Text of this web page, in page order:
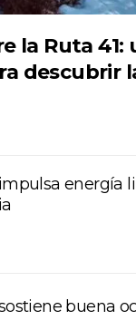
la Ruta 41:
descubrir
energía
buena